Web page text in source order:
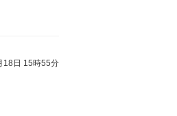
18日 15時55分